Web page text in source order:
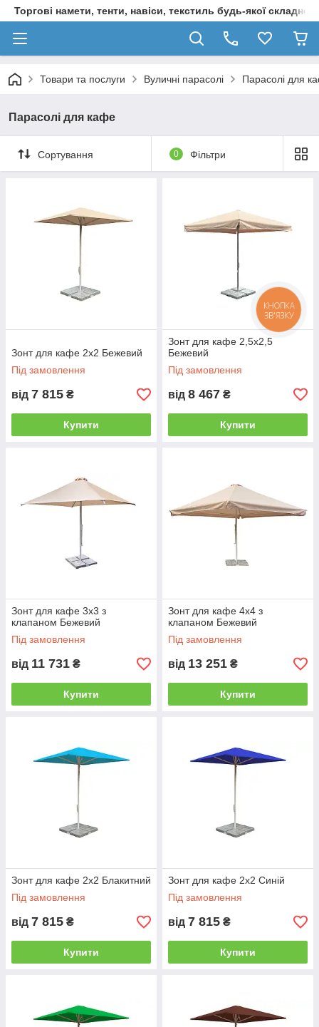
Торгові намети, тенти, навіси, текстиль будь-якої
Товари та послуги Вуличні парасолі Парасолі для
Парасолі для кафе
Сортування 0 Фільтри
Зонт для кафе 2х2 Бежевий
Під замовлення
від 7 815 ₴
Купити
Зонт для кафе 2,5х2,5
Бежевий
Під замовлення
від 8 467 ₴
Купити
Зонт для кафе 3х3 з
клапаном Бежевий
Під замовлення
від 11 731 ₴
Купити
Зонт для кафе 4х4 з
клапаном Бежевий
Під замовлення
від 13 251 ₴
Купити
Зонт для кафе 2х2 Блакитний
Під замовлення
від 7 815 ₴
Купити
Зонт для кафе 2х2 Синій
Під замовлення
від 7 815 ₴
Купити
КНОПКА
ЗВ'ЯЗКУ